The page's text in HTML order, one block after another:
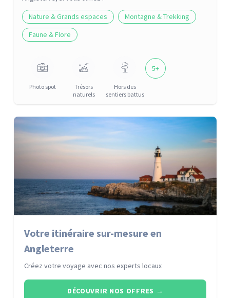
Nature & Grands espaces
Montagne & Trekking
Faune & Flore
Photo spot
Trésors
naturels
Hors des
sentiers battus
5+
Votre itinéraire sur-mesure en
Angleterre
Créez votre voyage avec nos experts locaux
DÉCOUVRIR NOS OFFRES →